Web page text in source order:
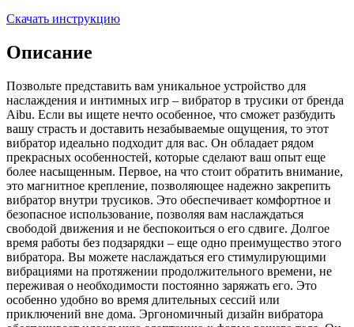
Скачать инструкцию
Описание
Позвольте представить вам уникальное устройство для
наслаждения и интимных игр – вибратор в трусики от бренда
Aibu. Если вы ищете нечто особенное, что сможет разбудить
вашу страсть и доставить незабываемые ощущения, то этот
вибратор идеально подходит для вас. Он обладает рядом
прекрасных особенностей, которые сделают ваш опыт еще
более насыщенным. Первое, на что стоит обратить внимание,
это магнитное крепление, позволяющее надежно закрепить
вибратор внутри трусиков. Это обеспечивает комфортное и
безопасное использование, позволяя вам наслаждаться
свободой движения и не беспокоиться о его сдвиге. Долгое
время работы без подзарядки – еще одно преимущество этого
вибратора. Вы можете наслаждаться его стимулирующими
вибрациями на протяжении продолжительного времени, не
переживая о необходимости постоянно заряжать его. Это
особенно удобно во время длительных сессий или
приключений вне дома. Эргономичный дизайн вибратора